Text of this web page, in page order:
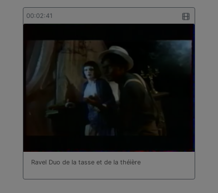
00:02:41
Ravel Duo de la tasse et de la théière